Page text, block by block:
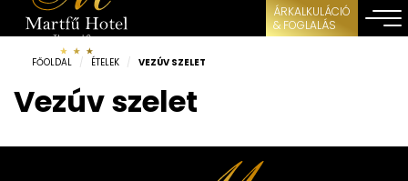
ÁRKALKULÁCIÓ
& FOGLALÁS
FŐOLDAL / ÉTELEK / VEZÚV SZELET
Vezúv szelet